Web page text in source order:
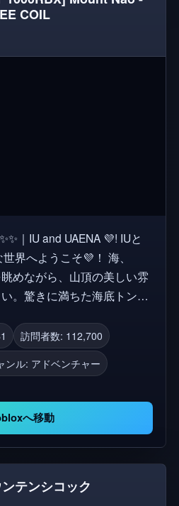
。 🐬 美しいイルカたち 🏟
リオンダラーツリー ᐈ ハ
ット ☂️ 宙に浮く魔法の傘
COIL
｜IU and UAENA 💜! IUと
へようこそ💜！ 海、
めながら、山頂の美しい雰
。驚きに満ちた海底トンネ
に乗って自然環境を探検し
ください。 📸 自撮り棒を
に収めよう。 📝 IUと
して、サインテキストに甘
場所は、リラ
、IUへの愛を祝うために作
できていますか？🌙✨
訪問者数: 112,700
ンル: アドベンチャー
へ移動
テンシコック